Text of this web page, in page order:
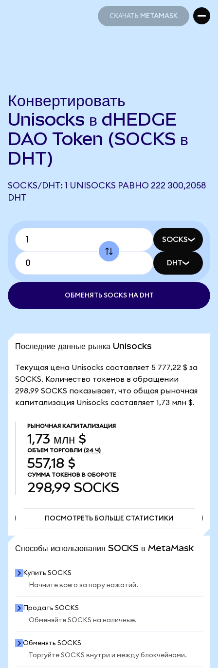
СКАЧАТЬ METAMASK
Конвертировать
Unisocks в dHEDGE
DAO Token (SOCKS в
DHT)
SOCKS/DHT: 1 UNISOCKS РАВНО 222 300,2058
DHT
SOCKS
DHT
ОБМЕНЯТЬ SOCKS НА DHT
Последние данные рынка Unisocks
Текущая цена Unisocks составляет 5 777,22 $ за
SOCKS. Количество токенов в обращении
298,99 SOCKS показывает, что общая рыночная
капитализация Unisocks составляет 1,73 млн $.
РЫНОЧНАЯ КАПИТАЛИЗАЦИЯ
1,73 млн $
ОБЪЕМ ТОРГОВЛИ (24 Ч)
557,18 $
СУММА ТОКЕНОВ В ОБОРОТЕ
298,99 SOCKS
ПОСМОТРЕТЬ БОЛЬШЕ СТАТИСТИКИ
Способы использования SOCKS в MetaMask
Купить SOCKS
Начните всего за пару нажатий.
Продать SOCKS
Обменяйте SOCKS на наличные.
Обменять SOCKS
Торгуйте SOCKS внутри и между блокчейнами.